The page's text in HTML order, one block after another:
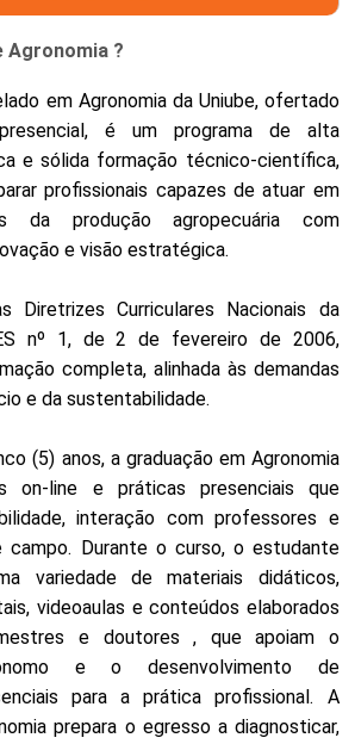
Agronomia ?
em Agronomia da Uniube, ofertado
é um programa de alta
e sólida formação técnico-científica,
profissionais capazes de atuar em
da produção agropecuária com
e visão estratégica.
Diretrizes Curriculares Nacionais da
nº 1, de 2 de fevereiro de 2006,
completa, alinhada às demandas
e da sustentabilidade.
(5) anos, a graduação em Agronomia
on-line e práticas presenciais que
interação com professores e
campo. Durante o curso, o estudante
variedade de materiais didáticos,
videoaulas e conteúdos elaborados
e doutores , que apoiam o
e o desenvolvimento de
para a prática profissional. A
prepara o egresso a diagnosticar,